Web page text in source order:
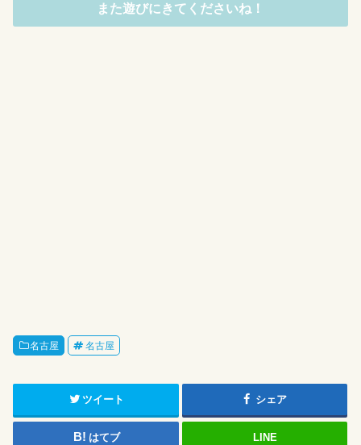
また遊びにきてくださいね！
名古屋 名古屋
ツイート シェア
はてブ LINE